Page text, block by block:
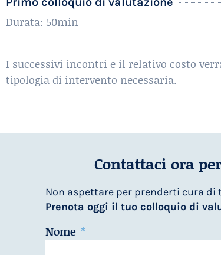
Durata: 50min
I successivi incontri e il relativo costo
tipologia di intervento necessaria.
Contattaci ora
Non aspettare per prenderti cura di
Prenota oggi il tuo colloquio di
Nome